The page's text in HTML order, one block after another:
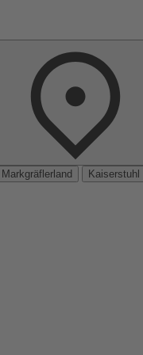
Markgräflerland Kaiserstuhl